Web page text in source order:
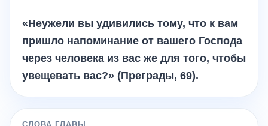
«Неужели вы удивились тому, что к вам
пришло напоминание от вашего Господа
через человека из вас же для того, чтобы
увещевать вас?» (Преграды, 69).